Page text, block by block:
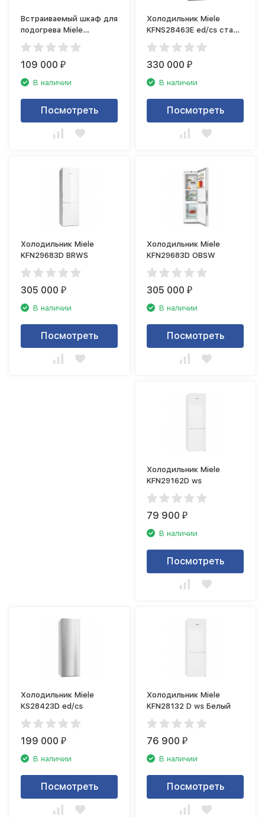
Встраиваемый шкаф для
подогрева Miele
ESW7010 GRGR
109 000₽
В наличии
Посмотреть
Холодильник Miele
KFNS28463E ed/cs сталь
CleanSteel
330 000₽
В наличии
Посмотреть
Холодильник Miele
KFN29683D BRWS
305 000₽
В наличии
Посмотреть
Холодильник Miele
KFN29683D OBSW
305 000₽
В наличии
Посмотреть
Холодильник Miele
KFN29162D ws
79 900₽
В наличии
Посмотреть
Холодильник Miele
KS28423D ed/cs
199 000₽
В наличии
Посмотреть
Холодильник Miele
KFN28132 D ws Белый
76 900₽
В наличии
Посмотреть